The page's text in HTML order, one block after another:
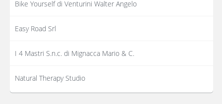
Bike Yourself di Venturini Walter Angelo
Easy Road Srl
I 4 Mastri S.n.c. di Mignacca Mario & C.
Natural Therapy Studio